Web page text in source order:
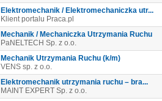
Elektromechanik / Elektromechaniczka utr...
Klient portalu Praca.pl
Mechanik / Mechaniczka Utrzymania Ruchu
PaNELTECH Sp. z o.o.
Mechanik Utrzymania Ruchu (k/m)
VENS sp. z o.o.
Elektromechanik utrzymania ruchu – bra...
MAINT EXPERT Sp. z o.o.